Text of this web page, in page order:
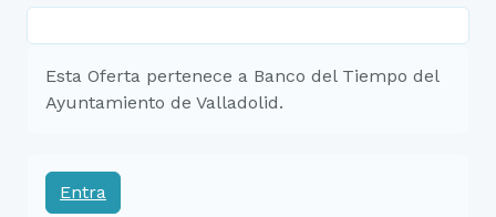
Esta Oferta pertenece a Banco del Tiempo del
Ayuntamiento de Valladolid.
Entra